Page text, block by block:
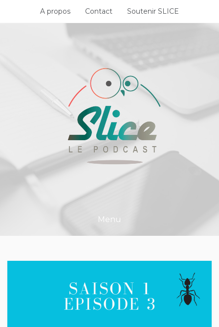
A propos Contact Soutenir SLICE
Menu